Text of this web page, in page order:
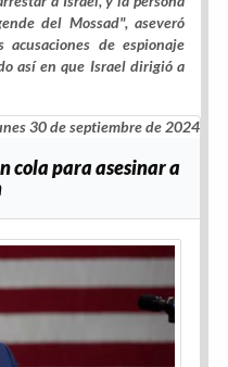
del Mossad", aseveró
acusaciones de espionaje
así en que Israel dirigió a
30 de septiembre de 2024
cola para asesinar a